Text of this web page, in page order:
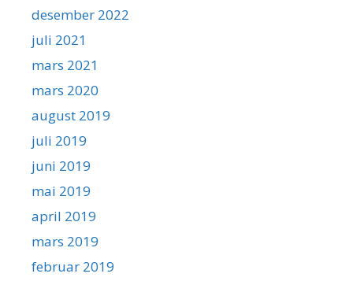
desember 2022
juli 2021
mars 2021
mars 2020
august 2019
juli 2019
juni 2019
mai 2019
april 2019
mars 2019
februar 2019